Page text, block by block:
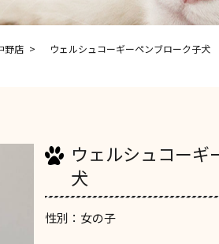
野店 ウェルシュコーギーペンブローク子犬
ウェルシュコーギ
犬
性別：女の子